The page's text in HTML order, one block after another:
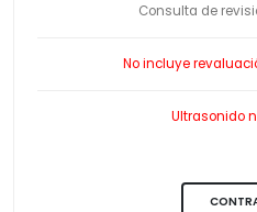
Consulta de
No incluye
Ultrasonido